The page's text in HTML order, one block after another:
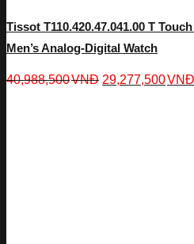
Tissot T110.420.47.041.00 T
Men’s Analog-Digital Watch
40,988,500VNĐ 29,277,500VNĐ